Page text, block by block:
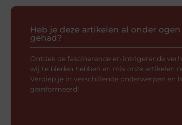
Heb je deze artikelen al onder ogen
gehad?
Ontdek de fascinerende en intrigerende
wij te bieden hebben en mis onze artikelen
Verdiep je in verschillende onderwerpen en
geïnformeerd!